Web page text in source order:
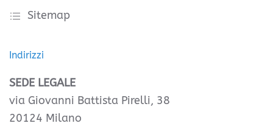
Sitemap
Indirizzi
SEDE LEGALE
via Giovanni Battista Pirelli, 38
20124 Milano